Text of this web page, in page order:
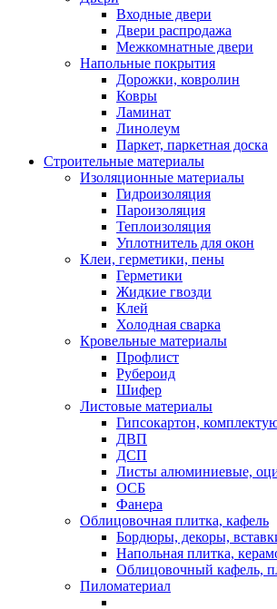
Входные двери
Двери распродажа
Межкомнатные двери
Напольные покрытия
Дорожки, ковролин
Ковры
Ламинат
Линолеум
Паркет, паркетная доска
Строительные материалы
Изоляционные материалы
Гидроизоляция
Пароизоляция
Теплоизоляция
Уплотнитель для окон
Клеи, герметики, пены
Герметики
Жидкие гвозди
Клей
Холодная сварка
Кровельные материалы
Профлист
Рубероид
Шифер
Листовые материалы
Гипсокартон,
ДВП
ДСП
Листы алюминиевые,
ОСБ
Фанера
Облицовочная плитка, кафель
Бордюры, декоры,
Напольная плитка,
Облицовочный кафель,
Пиломатериал